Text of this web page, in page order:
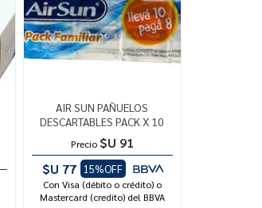
AIR SUN PAÑUELOS
DESCARTABLES PACK X 10
Precio $U 91
$U 77 15%OFF
Con Visa (débito o crédito) o
Mastercard (credito) del BBVA